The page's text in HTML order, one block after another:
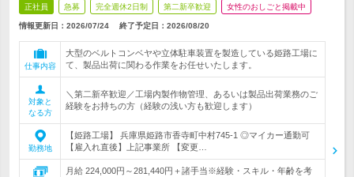
正社員 急募 完全週休2日制 第二新卒歓迎 女性のおしごと掲載中
情報更新日：2026/07/24 終了予定日： 2026/08/20
仕事内容
大型のベルトコンベヤや立体駐車装置を製造している姫路工場に
て、製品出荷に関わる作業をお任せいたします。
対象と
なる方
＼第二新卒歓迎／工場内製作物管理、あるいは製品出荷業務のご
経験をお持ちの方（経験の浅い方も歓迎します）
勤務地
【姫路工場】 兵庫県姫路市香寺町中村745-1 ◎マイカー通勤可
【雇入れ直後】上記事業所 【変更…
月給 224,000円～281,440円＋諸手当※経験・スキル・年齢を考